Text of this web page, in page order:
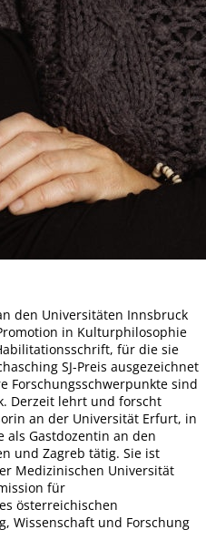
den Universitäten Innsbruck
in Kulturphilosophie
für die sie
SJ-Preis ausgezeichnet
Forschungsschwerpunkte sind
Derzeit lehrt und forscht
an der Universität Erfurt, in
als Gastdozentin an den
und Zagreb tätig. Sie ist
Medizinischen Universität
für
österreichischen
Wissenschaft und Forschung